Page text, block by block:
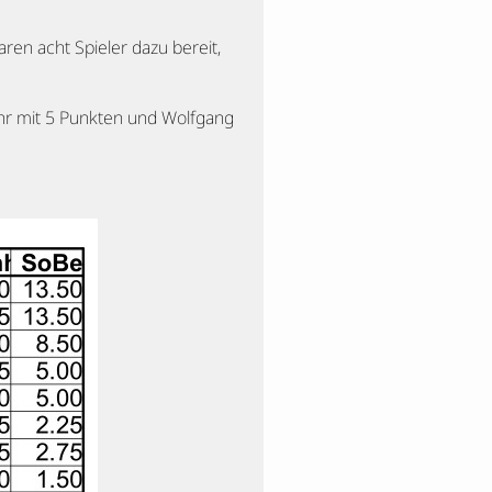
acht Spieler dazu bereit,
mit 5 Punkten und Wolfgang